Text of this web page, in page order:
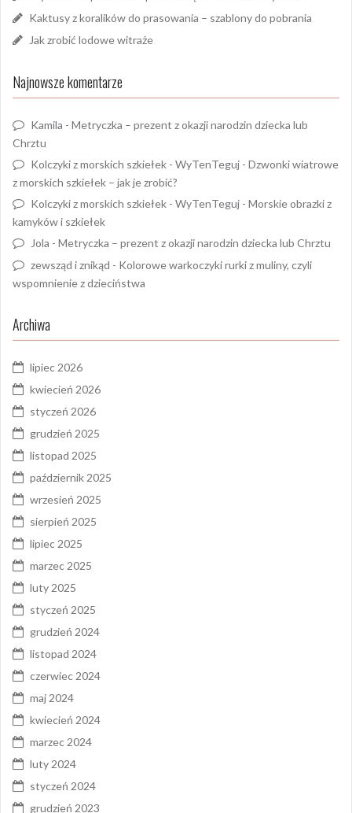
Kaktusy z koralików do prasowania – szablony do pobrania
Jak zrobić lodowe witraże
Najnowsze komentarze
Kamila - Metryczka – prezent z okazji narodzin dziecka lub
Chrztu
Kolczyki z morskich szkiełek - WyTenTeguj - Dzwonki wiatrowe
z morskich szkiełek – jak je zrobić?
Kolczyki z morskich szkiełek - WyTenTeguj - Morskie obrazki z
kamyków i szkiełek
Jola - Metryczka – prezent z okazji narodzin dziecka lub Chrztu
zewsząd i znikąd - Kolorowe warkoczyki rurki z muliny, czyli
wspomnienie z dzieciństwa
Archiwa
lipiec 2026
kwiecień 2026
styczeń 2026
grudzień 2025
listopad 2025
październik 2025
wrzesień 2025
sierpień 2025
lipiec 2025
marzec 2025
luty 2025
styczeń 2025
grudzień 2024
listopad 2024
czerwiec 2024
maj 2024
kwiecień 2024
marzec 2024
luty 2024
styczeń 2024
grudzień 2023